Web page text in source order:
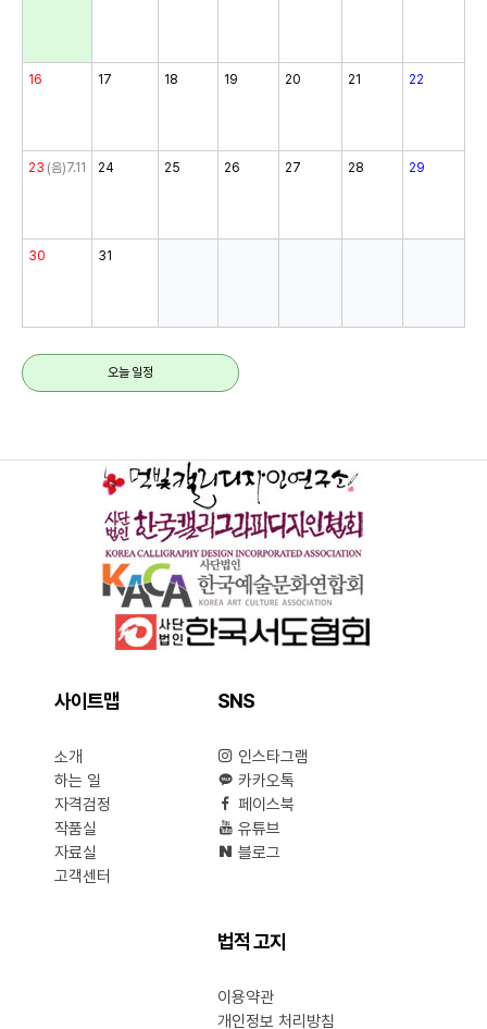
16 17 18 19 20 21 22
23 (음)7.11 24 25 26 27 28 29
30 31
오늘 일정
사이트맵
소개
하는 일
자격검정
작품실
자료실
고객센터
SNS
인스타그램
카카오톡
페이스북
유튜브
블로그
법적 고지
이용약관
개인정보 처리방침